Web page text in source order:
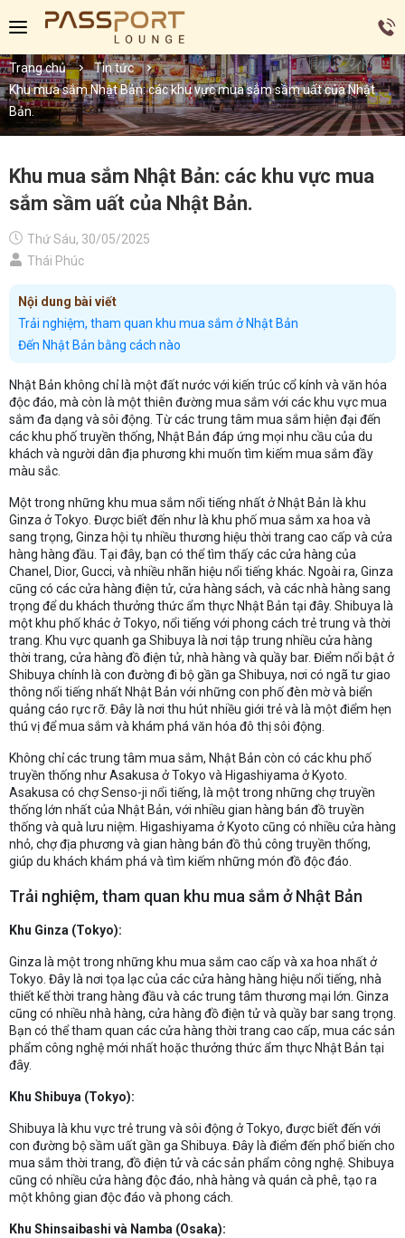
Trang chủ
Tin tức
Khu mua sắm Nhật Bản: các khu vực mua sắm sầm uất của Nhật
Bản.
Khu mua sắm Nhật Bản: các khu vực mua
sắm sầm uất của Nhật Bản.
Thứ Sáu, 30/05/2025
Thái Phúc
Nội dung bài viết
Trải nghiệm, tham quan khu mua sắm ở Nhật Bản
Đến Nhật Bản bằng cách nào
Nhật Bản không chỉ là một đất nước với kiến trúc cổ kính và văn hóa
độc đáo, mà còn là một thiên đường mua sắm với các khu vực mua
sắm đa dạng và sôi động. Từ các trung tâm mua sắm hiện đại đến
các khu phố truyền thống, Nhật Bản đáp ứng mọi nhu cầu của du
khách và người dân địa phương khi muốn tìm kiếm mua sắm đầy
màu sắc.
Một trong những khu mua sắm nổi tiếng nhất ở Nhật Bản là khu
Ginza ở Tokyo. Được biết đến như là khu phố mua sắm xa hoa và
sang trọng, Ginza hội tụ nhiều thương hiệu thời trang cao cấp và cửa
hàng hàng đầu. Tại đây, bạn có thể tìm thấy các cửa hàng của
Chanel, Dior, Gucci, và nhiều nhãn hiệu nổi tiếng khác. Ngoài ra, Ginza
cũng có các cửa hàng điện tử, cửa hàng sách, và các nhà hàng sang
trọng để du khách thưởng thức ẩm thực Nhật Bản tại đây. Shibuya là
một khu phố khác ở Tokyo, nổi tiếng với phong cách trẻ trung và thời
trang. Khu vực quanh ga Shibuya là nơi tập trung nhiều cửa hàng
thời trang, cửa hàng đồ điện tử, nhà hàng và quầy bar. Điểm nổi bật ở
Shibuya chính là con đường đi bộ gần ga Shibuya, nơi có ngã tư giao
thông nổi tiếng nhất Nhật Bản với những con phố đèn mờ và biển
quảng cáo rực rỡ. Đây là nơi thu hút nhiều giới trẻ và là một điểm hẹn
thú vị để mua sắm và khám phá văn hóa đô thị sôi động.
Không chỉ các trung tâm mua sắm, Nhật Bản còn có các khu phố
truyền thống như Asakusa ở Tokyo và Higashiyama ở Kyoto.
Asakusa có chợ Senso-ji nổi tiếng, là một trong những chợ truyền
thống lớn nhất của Nhật Bản, với nhiều gian hàng bán đồ truyền
thống và quà lưu niệm. Higashiyama ở Kyoto cũng có nhiều cửa hàng
nhỏ, chợ địa phương và gian hàng bán đồ thủ công truyền thống,
giúp du khách khám phá và tìm kiếm những món đồ độc đáo.
Trải nghiệm, tham quan khu mua sắm ở Nhật Bản
Khu Ginza (Tokyo):
Ginza là một trong những khu mua sắm cao cấp và xa hoa nhất ở
Tokyo. Đây là nơi tọa lạc của các cửa hàng hàng hiệu nổi tiếng, nhà
thiết kế thời trang hàng đầu và các trung tâm thương mại lớn. Ginza
cũng có nhiều nhà hàng, cửa hàng đồ điện tử và quầy bar sang trọng.
Bạn có thể tham quan các cửa hàng thời trang cao cấp, mua các sản
phẩm công nghệ mới nhất hoặc thưởng thức ẩm thực Nhật Bản tại
đây.
Khu Shibuya (Tokyo):
Shibuya là khu vực trẻ trung và sôi động ở Tokyo, được biết đến với
con đường bộ sầm uất gần ga Shibuya. Đây là điểm đến phổ biến cho
mua sắm thời trang, đồ điện tử và các sản phẩm công nghệ. Shibuya
cũng có nhiều cửa hàng độc đáo, nhà hàng và quán cà phê, tạo ra
một không gian độc đáo và phong cách.
Khu Shinsaibashi và Namba (Osaka):